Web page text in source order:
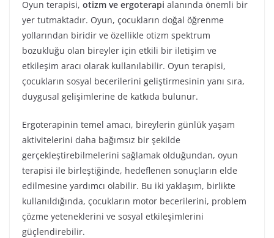
Oyun terapisi, otizm ve ergoterapi alanında önemli bir
yer tutmaktadır. Oyun, çocukların doğal öğrenme
yollarından biridir ve özellikle otizm spektrum
bozukluğu olan bireyler için etkili bir iletişim ve
etkileşim aracı olarak kullanılabilir. Oyun terapisi,
çocukların sosyal becerilerini geliştirmesinin yanı sıra,
duygusal gelişimlerine de katkıda bulunur.
Ergoterapinin temel amacı, bireylerin günlük yaşam
aktivitelerini daha bağımsız bir şekilde
gerçekleştirebilmelerini sağlamak olduğundan, oyun
terapisi ile birleştiğinde, hedeflenen sonuçların elde
edilmesine yardımcı olabilir. Bu iki yaklaşım, birlikte
kullanıldığında, çocukların motor becerilerini, problem
çözme yeteneklerini ve sosyal etkileşimlerini
güçlendirebilir.